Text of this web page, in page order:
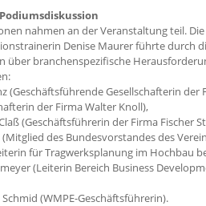
nahmen an der Veranstaltung teil.
Denise Maurer führte durch
über branchenspezifische
(Geschäftsführende Gesellschafterin
der Firma Walter Knoll),
(Geschäftsführerin der Firma Fischer
(Mitglied des Bundesvorstandes des
für Tragwerksplanung im Hochbau
(Leiterin Bereich Business
Schmid (WMPE-Geschäftsführerin).